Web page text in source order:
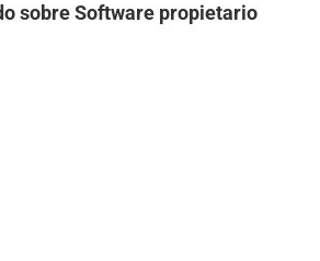
sobre Software propietario